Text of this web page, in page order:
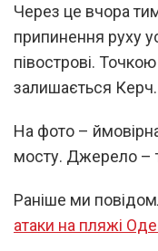
Через це вчора
припинення руху
півострові.
залишається Керч.
На фото –
мосту. Джерело –
Раніше ми
атаки на пляжі